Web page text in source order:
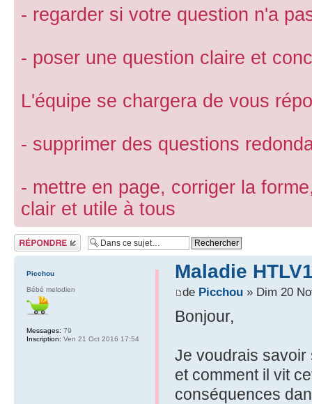
- regarder si votre question n'a
- poser une question claire et
L'équipe se chargera de vous
- supprimer des questions
- mettre en page, corriger la
clair et utile à tous
Répondre
Maladie
de Picchou» Dim 20
Bonjour,
Je voudrais savoir
et comment il vit
conséquences
Picchou
Bébé melodien
Messages: 79
Inscription: Ven 21 Oct 2016 17:54